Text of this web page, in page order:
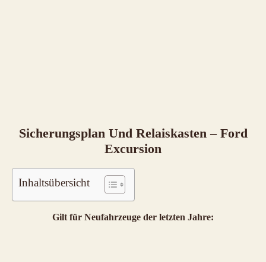
Sicherungsplan Und Relaiskasten – Ford
Excursion
Inhaltsübersicht
Gilt für Neufahrzeuge der letzten Jahre: